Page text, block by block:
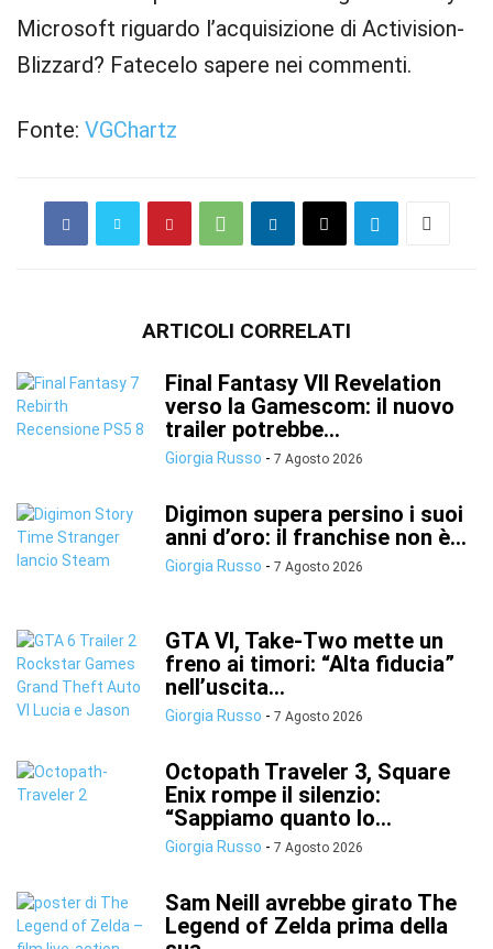
Microsoft riguardo l’acquisizione di Activision-
Blizzard? Fatecelo sapere nei commenti.
Fonte: VGChartz
ARTICOLI CORRELATI
Final Fantasy VII Revelation
verso la Gamescom: il nuovo
trailer potrebbe...
Giorgia Russo - 7 Agosto 2026
Digimon supera persino i suoi
anni d’oro: il franchise non è...
Giorgia Russo - 7 Agosto 2026
GTA VI, Take-Two mette un
freno ai timori: “Alta fiducia”
nell’uscita...
Giorgia Russo - 7 Agosto 2026
Octopath Traveler 3, Square
Enix rompe il silenzio:
“Sappiamo quanto lo...
Giorgia Russo - 7 Agosto 2026
Sam Neill avrebbe girato The
Legend of Zelda prima della